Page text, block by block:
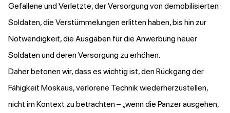
Gefallene und Verletzte, der Versorgung von demobilisierten
Soldaten, die Verstümmelungen erlitten haben, bis hin zur
Notwendigkeit, die Ausgaben für die Anwerbung neuer
Soldaten und deren Versorgung zu erhöhen.
Daher betonen wir, dass es wichtig ist, den Rückgang der
Fähigkeit Moskaus, verlorene Technik wiederherzustellen,
nicht im Kontext zu betrachten – „wenn die Panzer ausgehen,